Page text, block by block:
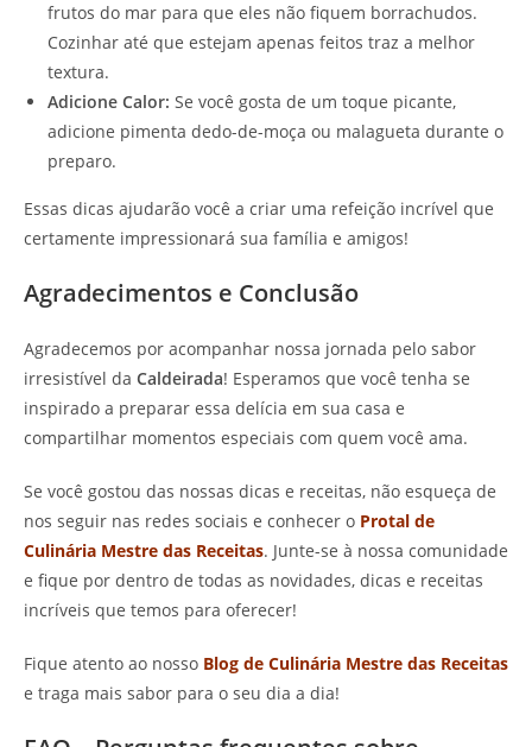
frutos do mar para que eles não fiquem borrachudos.
Cozinhar até que estejam apenas feitos traz a melhor
textura.
Adicione Calor: Se você gosta de um toque picante,
adicione pimenta dedo-de-moça ou malagueta durante o
preparo.
Essas dicas ajudarão você a criar uma refeição incrível que
certamente impressionará sua família e amigos!
Agradecimentos e Conclusão
Agradecemos por acompanhar nossa jornada pelo sabor
irresistível da Caldeirada! Esperamos que você tenha se
inspirado a preparar essa delícia em sua casa e
compartilhar momentos especiais com quem você ama.
Se você gostou das nossas dicas e receitas, não esqueça de
nos seguir nas redes sociais e conhecer o Protal de
Culinária Mestre das Receitas. Junte-se à nossa comunidade
e fique por dentro de todas as novidades, dicas e receitas
incríveis que temos para oferecer!
Fique atento ao nosso Blog de Culinária Mestre das Receitas
e traga mais sabor para o seu dia a dia!